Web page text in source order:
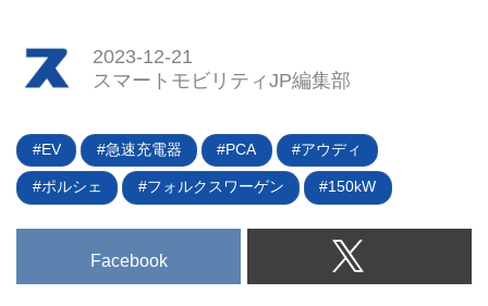
真は公開された画像）
ロメオブランドの新型EVであ
り、スポーツアーバンビークルで
を明らかにした。
2023-12-21
スマートモビリティJP編集部
EV 急速充電器 PCA アウディ
ポルシェ フォルクスワーゲン 150kW
Facebook